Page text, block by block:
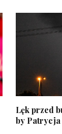
Lęk przed
by Patrycja